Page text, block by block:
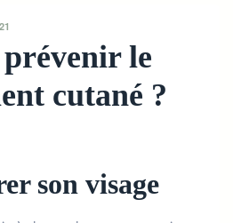
le
cutané ?
son visage